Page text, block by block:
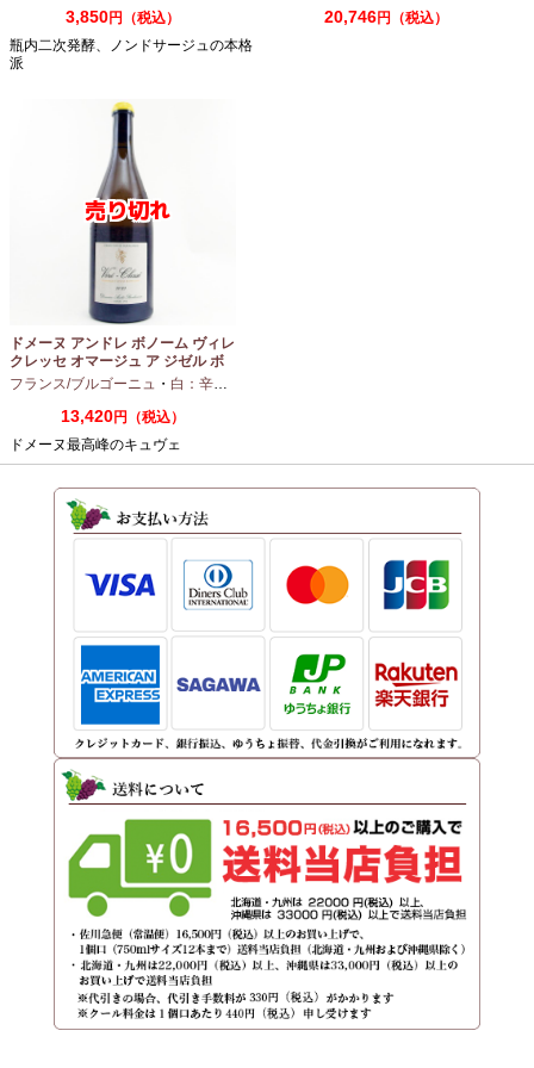
3,850円（税込）
瓶内二次発酵、ノンドサージュの本格
派
20,746円（税込）
ドメーヌ アンドレ ボノーム ヴィレ
クレッセ オマージュ ア ジゼル ボ
ノーム 2023 750ml
フランス/ブルゴーニュ ・ 白：辛口
13,420円（税込）
ドメーヌ最高峰のキュヴェ